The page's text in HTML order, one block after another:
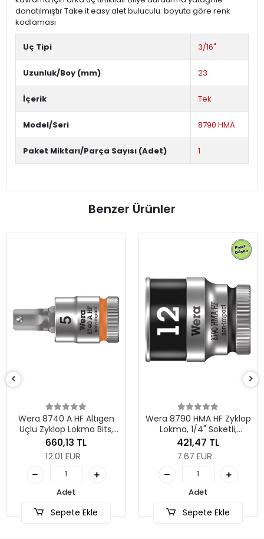
donatılmıştır Take it easy alet buluculu: boyuta göre renk
kodlaması
Uç Tipi 3/16"
Uzunluk/Boy (mm) 23
İçerik Tek
Model/Seri 8790 HMA
Paket Miktarı/Parça Sayısı (Adet) 1
Benzer Ürünler
A HF Altıgen
Lokma Bits,
5 x 28 mm
Ekle
Wera 8790 HMA HF Zyklop
Lokma, 1/4" Soketli,
Tutma Fonksiyonlu, 12 x 23
Sepete Ekle
Lokma,